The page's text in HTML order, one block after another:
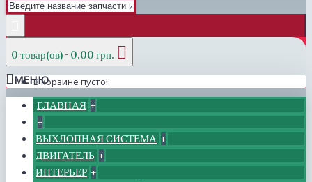
0 товар(ов) - 0.00 грн.
В корзине пусто!
МЕНЮ
ГЛАВНАЯ +
+
ВЫХЛОПНАЯ СИСТЕМА +
ДВИГАТЕЛЬ +
ИНТЕРЬЕР +